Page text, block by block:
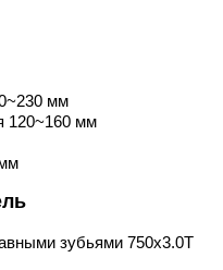
мм
120~160 мм
зубьями 750x3.0T